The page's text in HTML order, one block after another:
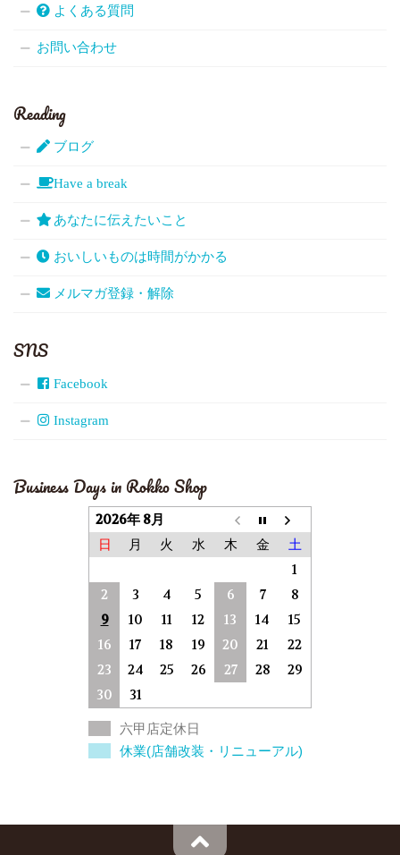
よくある質問
お問い合わせ
Reading
ブログ
Have a break
あなたに伝えたいこと
おいしいものは時間がかかる
メルマガ登録・解除
SNS
Facebook
Instagram
Business Days in Rokko Shop
2026年 8月
日 月 火 水 木 金 土
1
2
3 4 5 6 7
8
9
10 11 12 13 14
15
16
17 18 19 20 21
22
23
24 25 26 27 28
29
30
31
六甲店定休日
休業(店舗改装・リニューアル)